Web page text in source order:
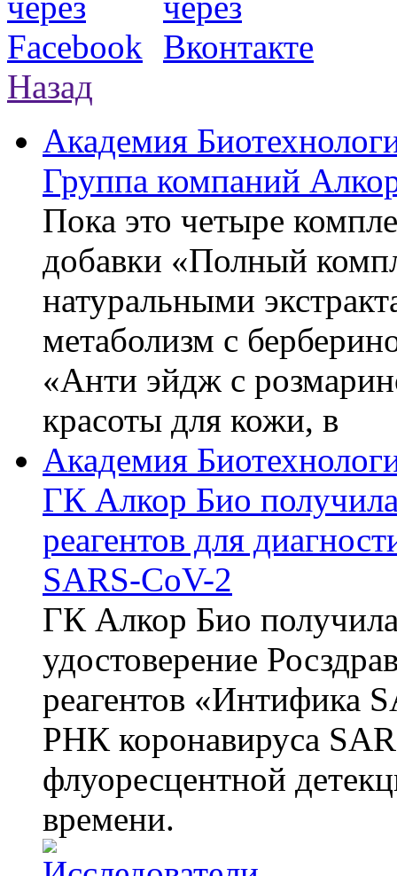
Назад
Академия
Группа компаний
Пока это четыре
добавки «Полный
натуральными
метаболизм с
«Анти эйдж с
красоты для кожи, в
Академия
ГК Алкор Био
реагентов для
SARS-CoV-2
ГК Алкор Био
удостоверение
реагентов «Интифика
РНК коронавируса
флуоресцентной
времени.